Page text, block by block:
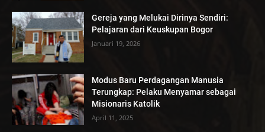
Gereja yang Melukai Dirinya Sendiri:
Pelajaran dari Keuskupan Bogor
Januari 19, 2026
Modus Baru Perdagangan Manusia
Terungkap: Pelaku Menyamar sebagai
Misionaris Katolik
April 11, 2025